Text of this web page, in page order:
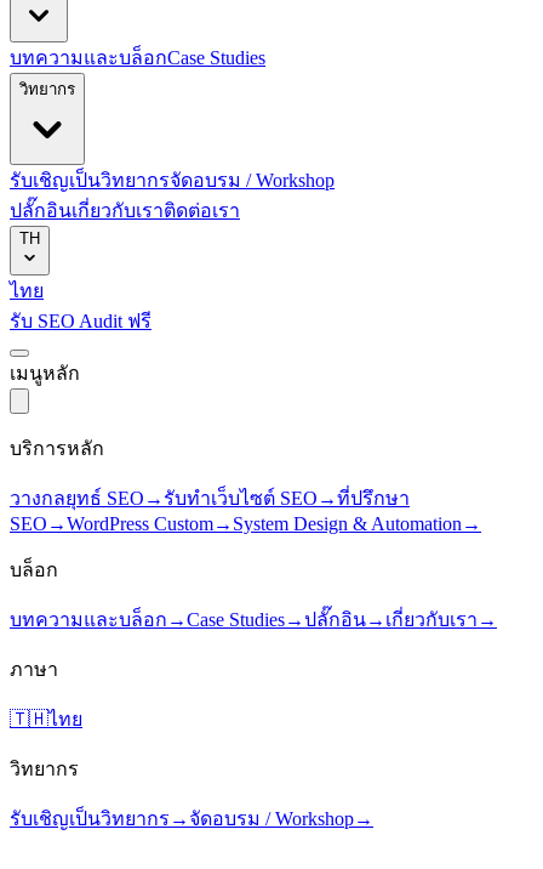
บทความและบล็อกCase Studies
วิทยากร
รับเชิญเป็นวิทยากรจัดอบรม / Workshop
ปลั๊กอินเกี่ยวกับเราติดต่อเรา
TH
ไทย
รับ SEO Audit ฟรี
เมนูหลัก
บริการหลัก
วางกลยุทธ์ SEO → รับทำเว็บไซต์ SEO →ที่ปรึกษา
SEO →WordPress Custom→ System Design & Automation →
บล็อก
บทความและบล็อก →Case Studies→ปลั๊กอิน→ เกี่ยวกับเรา →
ภาษา
🇹🇭ไทย
วิทยากร
รับเชิญเป็นวิทยากร → จัดอบรม / Workshop→